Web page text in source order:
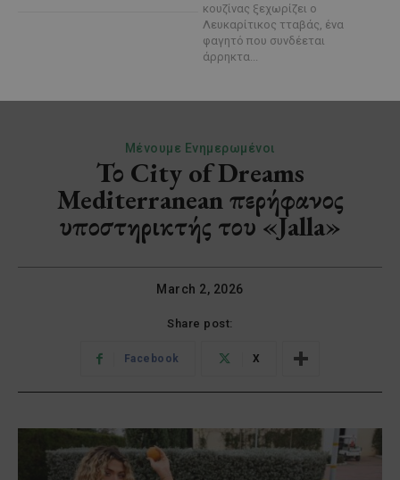
κουζίνας ξεχωρίζει ο
Λευκαρίτικος τταβάς, ένα
φαγητό που συνδέεται
άρρηκτα...